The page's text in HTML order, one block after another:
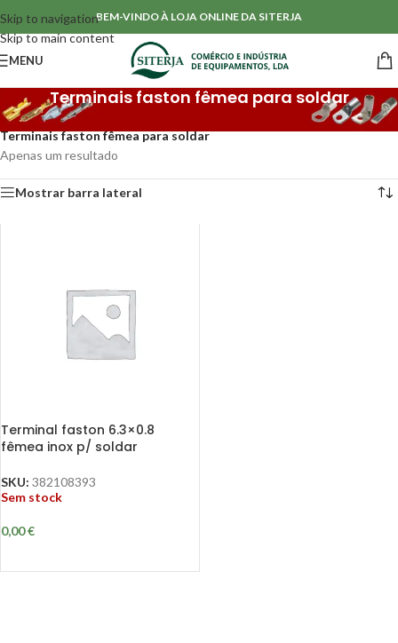
Skip to navigation
Skip to main content
BEM-VINDO À LOJA ONLINE DA SITERJA
MENU
Terminais faston fêmea para soldar
Início/Terminais Sem Isolamento
/
Terminais faston fêmea para soldar
Apenas um resultado
Mostrar barra lateral
Terminal faston 6.3×0.8
fêmea inox p/ soldar
SKU: 382108393
Sem stock
0,00€